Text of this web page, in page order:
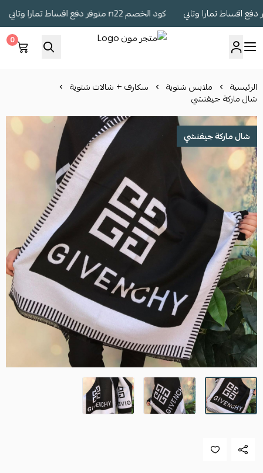
كود الخصم n22 متوفر دفع اقساط تمارا وتابي
0
الرئيسية ملابس شتوية سكارف + شالات شتوية
شال ماركة جيفنشي
شال ماركة جيفنشي